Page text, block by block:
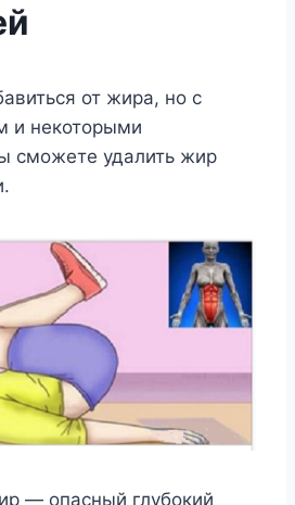
от жира, но с
и некоторыми
сможете удалить жир
— опасный глубокий